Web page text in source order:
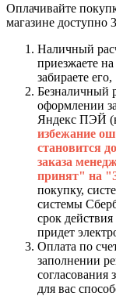
Оплачивайте
магазине доступно
Наличный
приезжаете
забираете
Безналичный
оформлении
Яндекс ПЭЙ
избежание
становится
заказа
принят" на
покупку,
системы
срок
придет
Оплата по
заполнении
согласования
для вас